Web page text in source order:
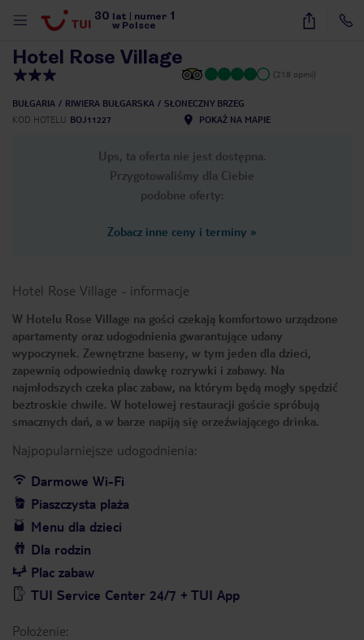
30 lat numer 1
w Polsce
13
Hotel Rose Village
(218 opinii)
BUŁGARIA RIWIERA BUŁGARSKA
SŁONECZNY BRZEG
KOD HOTELU BOJ11227 POKAŻ NA MAPIE
Ups, ta oferta nie jest dostępna.
Przygotowaliśmy dla Ciebie
podobne oferty:
Zobacz inne ceny i terminy »
Hotel Rose Village - informacje
W Hotelu Rose Village na gości czekają komfortowo urządzone
apartamenty oraz udogodnienia gwarantujące udany
wypoczynek. Zewnętrzne baseny, w tym jeden dla dzieci,
zapewnią odpowiednią dawkę rozrywki i zabawy. Na
najmłodszych czeka plac zabaw, na którym będą mogły spędzić
beztroskie chwile. W hotelowej restauracji goście spróbują
smacznych dań, a w barze napiją się orzeźwiającego drinka.
Najpopularniejsze udogodnienia:
Darmowe Wi-Fi
Piaszczysta plaża
Menu dla dzieci
Dla rodzin
Plac zabaw
TUI Service Center 24/7 + TUI App
Położenie: